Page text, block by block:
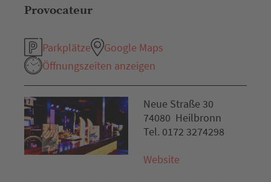
Provocateur
Parkplätze
Google Maps
Öffnungszeiten anzeigen
Neue Straße 30
74080 Heilbronn
Tel. 0172 3274298
Website